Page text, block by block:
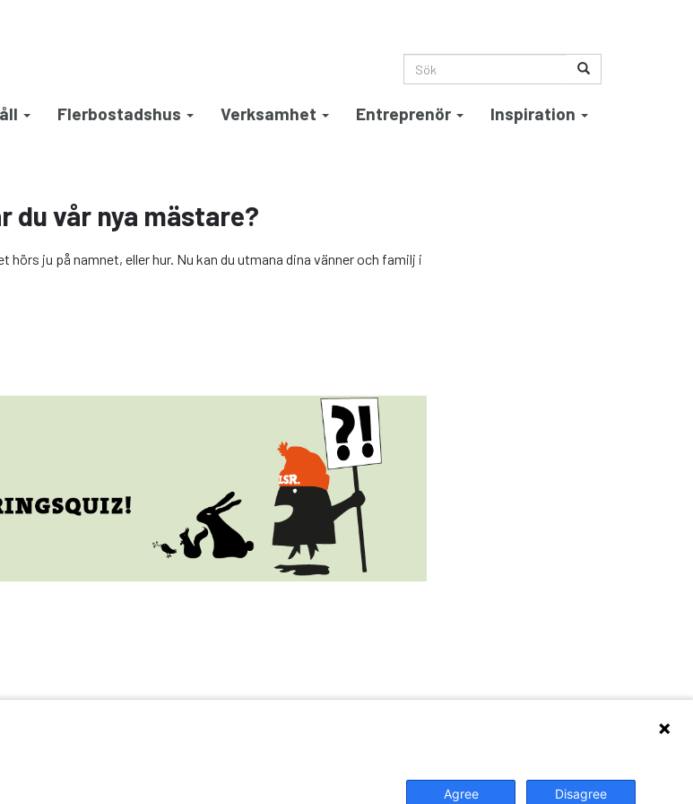
Flerbostadshus Verksamhet Entreprenör Inspiration
du vår nya mästare?
hörs ju på namnet, eller hur. Nu kan du utmana dina vänner och familj i
Dokument
Agree Disagree